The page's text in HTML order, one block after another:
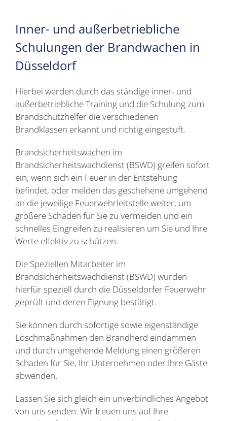
Inner- und außerbetriebliche
Schulungen der Brandwachen in
Düsseldorf
Hierbei werden durch das ständige inner- und
außerbetriebliche Training und die Schulung zum
Brandschutzhelfer die verschiedenen
Brandklassen erkannt und richtig eingestuft.
Brandsicherheitswachen im
Brandsicherheitswachdienst (BSWD) greifen sofort
ein, wenn sich ein Feuer in der Entstehung
befindet, oder melden das geschehene umgehend
an die jeweilige Feuerwehrleitstelle weiter, um
größere Schäden für Sie zu vermeiden und ein
schnelles Eingreifen zu realisieren um Sie und Ihre
Werte effektiv zu schützen.
Die Speziellen Mitarbeiter im
Brandsicherheitswachdienst (BSWD) wurden
hierfür speziell durch die Düsseldorfer Feuerwehr
geprüft und deren Eignung bestätigt.
Sie können durch sofortige sowie eigenständige
Löschmaßnahmen den Brandherd eindämmen
und durch umgehende Meldung einen größeren
Schaden für Sie, Ihr Unternehmen oder Ihre Gäste
abwenden.
Lassen Sie sich gleich ein unverbindliches Angebot
von uns senden. Wir freuen uns auf Ihre